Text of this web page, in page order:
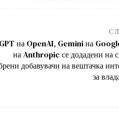
на OpenAI, Gemini на
на Anthropic се додадени на
добавувачи на вештачка
за